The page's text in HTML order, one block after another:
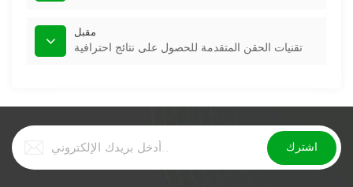
مقبل
تقنيات الحقن المتقدمة للحصول على نتائج احترافية